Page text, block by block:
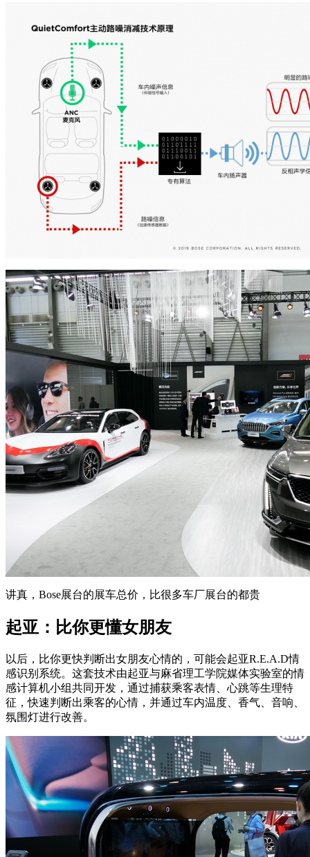
讲真，Bose展台的展车总价，比很多车厂展台的都贵
起亚：比你更懂女朋友
以后，比你更快判断出女朋友心情的，可能会起亚R.E.A.D情
感识别系统。这套技术由起亚与麻省理工学院媒体实验室的情
感计算机小组共同开发，通过捕获乘客表情、心跳等生理特
征，快速判断出乘客的心情，并通过车内温度、香气、音响、
氛围灯进行改善。